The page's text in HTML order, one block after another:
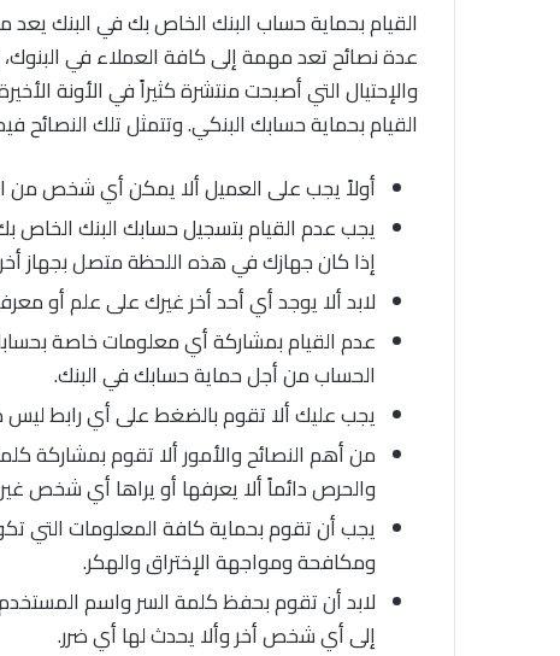
القيام بحماية حساب البنك الخاص بك في البنك يعد
عدة نصائح تعد مهمة إلى كافة العملاء في
والإحتيال التي أصبحت منتشرة كثيراً في الأونة
القيام بحماية حسابك البنكي. وتتمثل تلك النصائح
أولاً يجب على العميل ألا يمكن أي شخص من
يجب عدم القيام بتسجيل حسابك البنك الخاص
إذا كان جهازك في هذه اللحظة متصل بجهاز
لابد ألا يوجد أي أحد أخر غيرك على علم أو
عدم القيام بمشاركة أي معلومات خاصة
الحساب من أجل حماية حسابك في البنك.
يجب عليك ألا تقوم بالضغط على أي رابط
من أهم النصائح والأمور ألا تقوم بمشاركة
والحرص دائماً ألا يعرفها أو يراها أي شخص
يجب أن تقوم بحماية كافة المعلومات التي
ومكافحة ومواجهة الإختراق والهكر.
لابد أن تقوم بحفظ كلمة السر واسم
إلى أي شخص أخر وألا يحدث لها أي ضرر.